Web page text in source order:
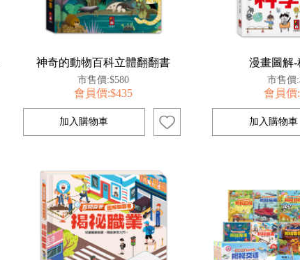
神奇的動物百科立體翻翻書
市售價:$580
會員價:$435
漫畫圖解-
市售價
會員價